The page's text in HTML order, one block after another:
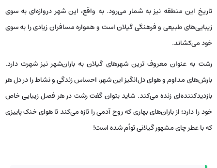
تاریخ این منطقه نیز به شمار می‌رود. به واقع، این شهر دروازه‌ای به سوی
زیبایی‌های طبیعی و فرهنگی گیلان است و همواره مسافران زیادی را به سوی
خود می‌کشاند.
رشت به عنوان معروف ترین شهرهای گیلان به باران‌شهر نیز شهرت دارد.
بارش‌های مداوم و هوای دل‌انگیز این شهر، احساس زندگی و نشاط را در دل هر
بازدیدکننده‌ای زنده می‌کند. شاید بتوان گفت رشت در هر فصل زیبایی خاص
خود را دارد؛ از باران‌های بهاری که روح آدمی را تازه می‌کند تا هوای خنک پاییزی
که با عطر چای مشهور گیلانی توأم شده است!